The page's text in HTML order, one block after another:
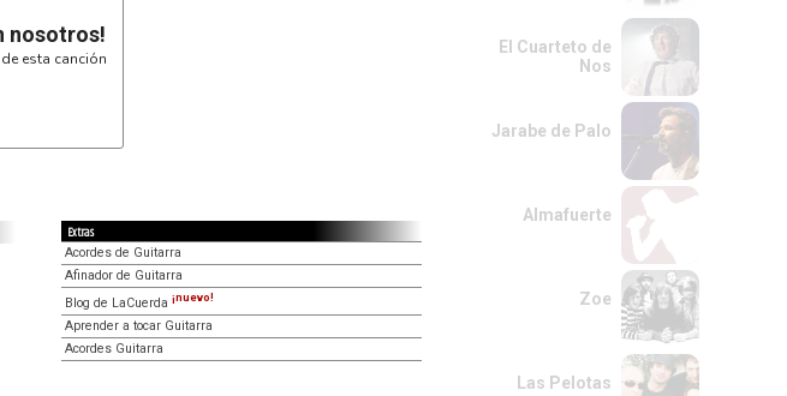
nosotros!
esta canción
Extras
Acordes de Guitarra
Afinador de Guitarra
Blog de LaCuerda ¡nuevo!
Aprender a tocar Guitarra
Acordes Guitarra
El Cuarteto de
Nos
Jarabe de Palo
Almafuerte
Zoe
Las Pelotas